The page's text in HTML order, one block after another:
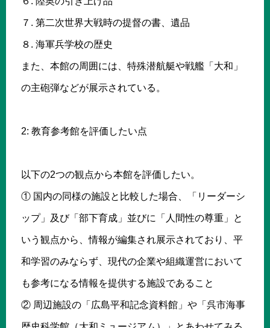
７. 第二次世界大戦時の提督の書、遺品
８. 海軍兵学校の歴史
また、本館の周囲には、特殊潜航艇や戦艦「大和」
の主砲弾などが展示されている。
2: 教育参考館を評価したい点
以下の2つの観点から本館を評価したい。
① 国内の同様の施設と比較した場合、「リーダーシ
ップ」及び「部下育成」並びに「人間性の尊重」と
いう観点から、情報が編集され展示されており、平
和学習のみならず、現代の企業や組織運営において
も参考になる情報を提供する施設であること
② 周辺施設の「広島平和記念資料館」や「呉市海事